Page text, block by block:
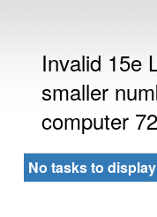
Invalid 15e
smaller
computer
No tasks to display